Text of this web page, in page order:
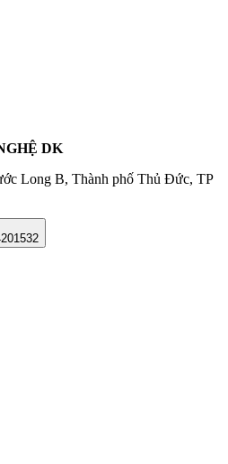
DK
Long B, Thành phố Thủ Đức, TP